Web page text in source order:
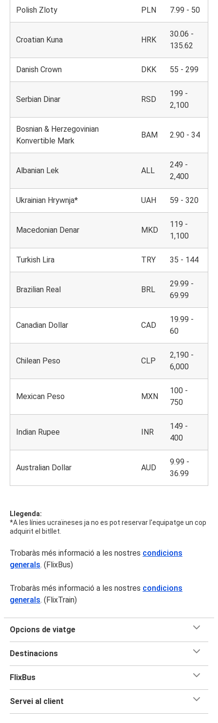
Polish Zloty PLN 7.99 - 50
Croatian Kuna HRK
30.06 -
135.62
Danish Crown DKK 55 - 299
Serbian Dinar RSD
199 -
2,100
Bosnian & Herzegovinian
Konvertible Mark
BAM 2.90 - 34
Albanian Lek ALL
249 -
2,400
Ukrainian Hrywnja* UAH 59 - 320
Macedonian Denar MKD
119 -
1,100
Turkish Lira TRY 35 - 144
Brazilian Real BRL
29.99 -
69.99
Canadian Dollar CAD
19.99 -
60
Chilean Peso CLP
2,190 -
6,000
Mexican Peso MXN
100 -
750
Indian Rupee INR
149 -
400
Australian Dollar AUD
9.99 -
36.99
Llegenda:
*A les línies ucraïneses ja no es pot reservar l'equipatge un cop
adquirit el bitllet.
Trobaràs més informació a les nostres condicions
generals. (FlixBus)
Trobaràs més informació a les nostres condicions
generals. (FlixTrain)
Opcions de viatge
Destinacions
FlixBus
Servei al client